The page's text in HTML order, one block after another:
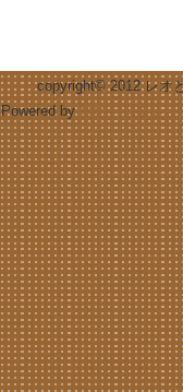
copyright© 2012 レオ
Powered by 無料テンプレ